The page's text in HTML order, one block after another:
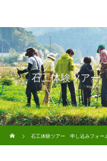
石工体験ツアー
石工体験ツアー 申し込みフォー